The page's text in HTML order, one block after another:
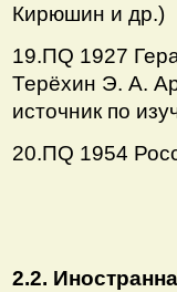
Кирюшин и др.)
19.ПQ 1927
Терёхин Э. А.
источник по
20.ПQ 1954
2.2.